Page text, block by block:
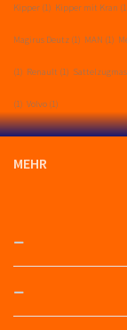
Kipper (1) Kipper mit Kran
Magirus Deutz (1) MAN (1)
(1) Renault (1)
(1) Volvo (1)
MEHR